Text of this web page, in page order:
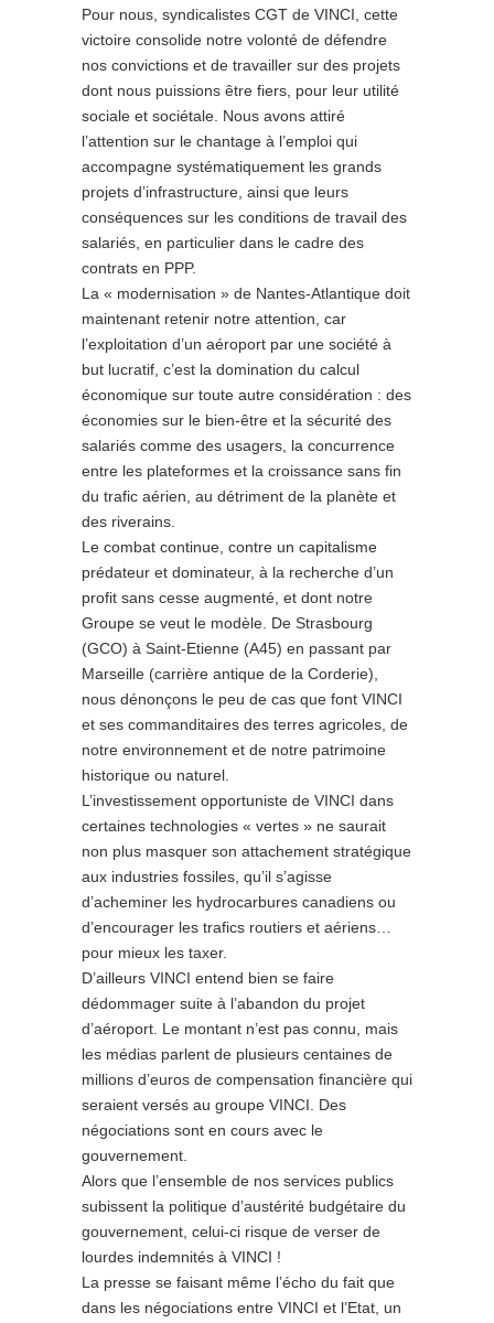
Pour nous, syndicalistes CGT de VINCI, cette
victoire consolide notre volonté de défendre
nos convictions et de travailler sur des projets
dont nous puissions être fiers, pour leur utilité
sociale et sociétale. Nous avons attiré
l’attention sur le chantage à l’emploi qui
accompagne systématiquement les grands
projets d’infrastructure, ainsi que leurs
conséquences sur les conditions de travail des
salariés, en particulier dans le cadre des
contrats en PPP.
La « modernisation » de Nantes-Atlantique doit
maintenant retenir notre attention, car
l’exploitation d’un aéroport par une société à
but lucratif, c’est la domination du calcul
économique sur toute autre considération : des
économies sur le bien-être et la sécurité des
salariés comme des usagers, la concurrence
entre les plateformes et la croissance sans fin
du trafic aérien, au détriment de la planète et
des riverains.
Le combat continue, contre un capitalisme
prédateur et dominateur, à la recherche d’un
profit sans cesse augmenté, et dont notre
Groupe se veut le modèle. De Strasbourg
(GCO) à Saint-Etienne (A45) en passant par
Marseille (carrière antique de la Corderie),
nous dénonçons le peu de cas que font VINCI
et ses commanditaires des terres agricoles, de
notre environnement et de notre patrimoine
historique ou naturel.
L’investissement opportuniste de VINCI dans
certaines technologies « vertes » ne saurait
non plus masquer son attachement stratégique
aux industries fossiles, qu’il s’agisse
d’acheminer les hydrocarbures canadiens ou
d’encourager les trafics routiers et aériens…
pour mieux les taxer.
D’ailleurs VINCI entend bien se faire
dédommager suite à l’abandon du projet
d’aéroport. Le montant n’est pas connu, mais
les médias parlent de plusieurs centaines de
millions d’euros de compensation financière qui
seraient versés au groupe VINCI. Des
négociations sont en cours avec le
gouvernement.
Alors que l’ensemble de nos services publics
subissent la politique d’austérité budgétaire du
gouvernement, celui-ci risque de verser de
lourdes indemnités à VINCI !
La presse se faisant même l’écho du fait que
dans les négociations entre VINCI et l’Etat, un